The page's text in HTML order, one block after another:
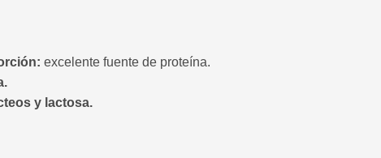
excelente fuente de proteína.
y lactosa.